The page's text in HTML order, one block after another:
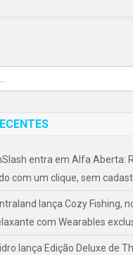
entra em Alfa Aberta:
com um clique, sem
lança Cozy Fishing,
com Wearables
lança Edição Deluxe de